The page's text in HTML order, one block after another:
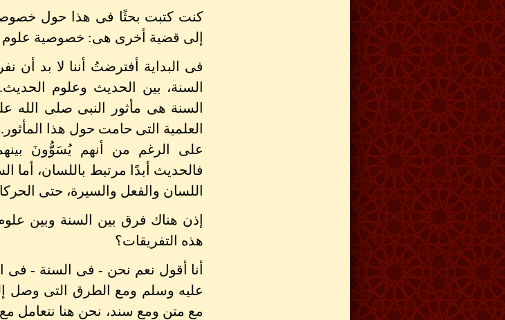
كنت كتبت بحثًا فى هذا حول خصوصية
إلى قضية أخرى هى: خصوصية علوم
فى البداية أفترضتُ أننا لا بد أن
السنة، بين الحديث وعلوم
السنة هى مأثور النبى صلى الله
العلمية التى حامت حول هذا
على الرغم من أنهم يُسَوُّونَ
فالحديث أبدًا مرتبط باللسان، أما
اللسان والفعل والسيرة، حتى
إذن هناك فرق بين السنة وبين
هذه التفريقات؟
أنا أقول نعم نحن - فى السنة - فى
عليه وسلم ومع الطرق التى وصل
مع متن ومع سند، نحن هنا نتعامل